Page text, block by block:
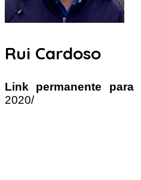
Rui Cardoso
Link permanente
2020/